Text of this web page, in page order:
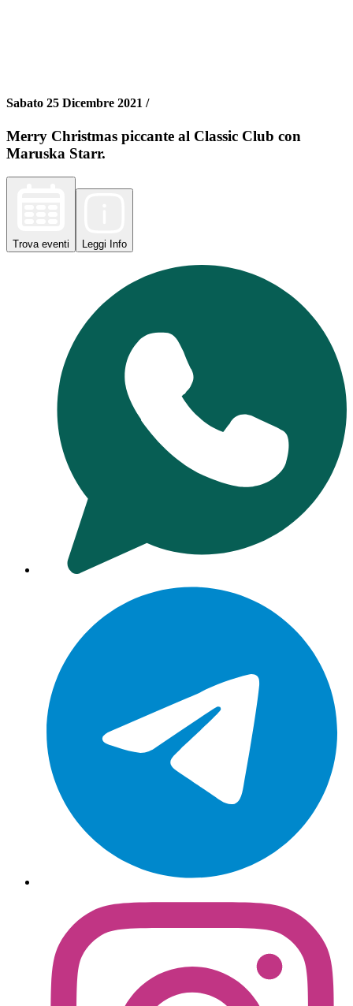
Sabato 25 Dicembre 2021 /
Merry Christmas piccante al Classic Club con
Maruska Starr.
Trova eventi Leggi Info